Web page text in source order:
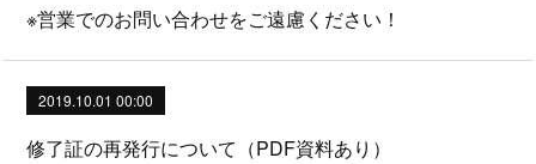
※営業でのお問い合わせをご遠慮ください！
2019.10.01 00:00
修了証の再発行について（PDF資料あり）